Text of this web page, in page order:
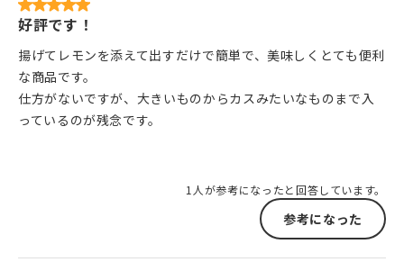
好評です！
揚げてレモンを添えて出すだけで簡単で、美味しくとても便利
な商品です。
仕方がないですが、大きいものからカスみたいなものまで入
っているのが残念です。
1人が参考になったと回答しています。
参考になった